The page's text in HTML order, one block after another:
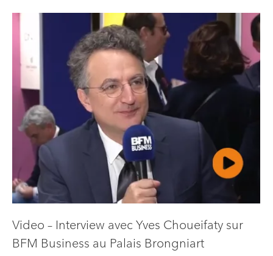
Video – Interview avec Yves Choueifaty sur
BFM Business au Palais Brongniart